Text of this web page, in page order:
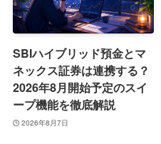
SBIハイブリッド預金とマ
ネックス証券は連携する？
2026年8月開始予定のスイ
ープ機能を徹底解説
2026年8月7日